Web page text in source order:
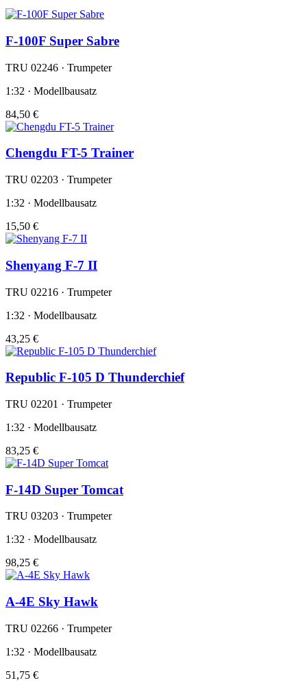
F-100F Super Sabre
TRU 02246 · Trumpeter
1:32 · Modellbausatz
84,50 €
Chengdu FT-5 Trainer
TRU 02203 · Trumpeter
1:32 · Modellbausatz
15,50 €
Shenyang F-7 II
TRU 02216 · Trumpeter
1:32 · Modellbausatz
43,25 €
Republic F-105 D Thunderchief
TRU 02201 · Trumpeter
1:32 · Modellbausatz
83,25 €
F-14D Super Tomcat
TRU 03203 · Trumpeter
1:32 · Modellbausatz
98,25 €
A-4E Sky Hawk
TRU 02266 · Trumpeter
1:32 · Modellbausatz
51,75 €